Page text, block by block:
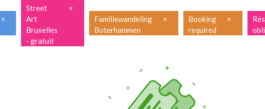
×
Street
Art
Bruxelles
- gratuit
×
Familiewandeling
Boterhammen
×
Booking
required
×